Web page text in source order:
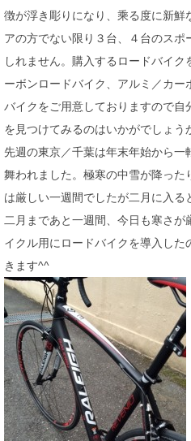
徴が浮き彫りになり、乘る度に新鮮
アの方でない限り３台、４台のスポ
しれません。購入するロードバイ
ーボンロードバイク、アルミ／カー
バイクをご用意しておりますので自
を見つけてみるのはいかがでしょう
先週の東京／千葉は年末年始から
舞われました。極寒の中雪が降った
は厳しい一週間でしたが二月に入る
二月まであと一週間、今日も寒さ
イクル用にロードバイクを導入した
きます^^